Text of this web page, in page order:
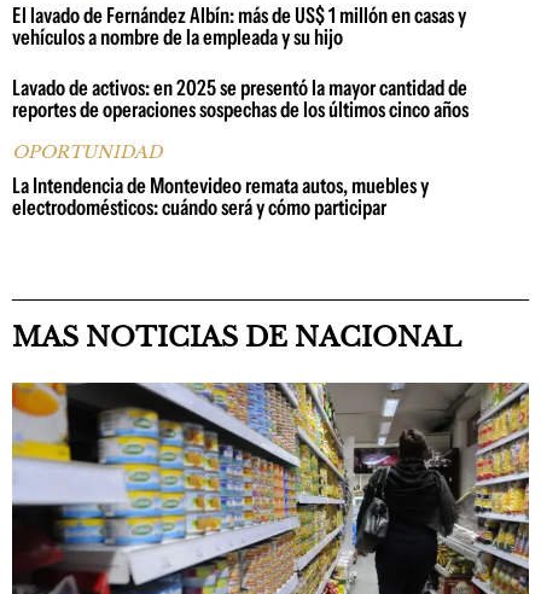
El lavado de Fernández Albín: más de US$ 1 millón en casas y
vehículos a nombre de la empleada y su hijo
Lavado de activos: en 2025 se presentó la mayor cantidad de
reportes de operaciones sospechas de los últimos cinco años
OPORTUNIDAD
La Intendencia de Montevideo remata autos, muebles y
electrodomésticos: cuándo será y cómo participar
MAS NOTICIAS DE NACIONAL